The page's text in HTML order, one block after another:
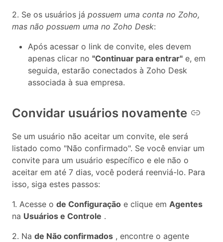
2. Se os usuários já possuem uma conta no Zoho,
mas não possuem uma no Zoho Desk:
Após acessar o link de convite, eles devem
apenas clicar no "Continuar para entrar" e, em
seguida, estarão conectados à Zoho Desk
associada à sua empresa.
Convidar usuários novamente
Se um usuário não aceitar um convite, ele será
listado como "Não confirmado". Se você enviar um
convite para um usuário específico e ele não o
aceitar em até 7 dias, você poderá reenviá-lo. Para
isso, siga estes passos:
1. Acesse o de Configuração e clique em Agentes
na Usuários e Controle .
2. Na de Não confirmados , encontre o agente